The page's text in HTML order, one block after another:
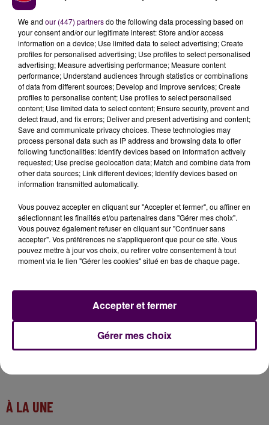
nombre les avancées s’appliquant à cette énergie"
annonce Pierre Fillon, président de l’ACO, pour qui
l'aventure est déjà porteuse"d’excitation,
d’enthousiasme, de curiosité et de promesses".
L'engouement des acteurs de la mobilité
Christophe Ricard, patron de Green GT, évoque avec
confiance"l’engouement des acteurs de la mobilité
pour l’hydrogène"et explique mobiliser ses équipes
pour"affiner le concept de densité de puissance,
étant entendu qu’il ne s’agit pas seulement de
définir une quantité minimale de Kilowatts par unité
motorisée, mais bien d’optimiser au maximum le
rapport entre le poids, l’encombrement et la
puissance"… Vision certes très technique, mais qui
devrait vite trouver une traduction palpable sur la
piste :"Quel meilleur révélateur que la course
automobile où cette démarche peut s’exprimer
totalement ?"lance-t-il.
À LA UNE
We and our (447) partnersdo the following data processing based on
your consent and/or our legitimate interest: Store and/or access
information on a device; Use limited data to select advertising; Create
profiles for personalised advertising; Use profiles to select personalised
advertising; Measure advertising performance; Measure content
performance; Understand audiences through statistics or combinations
of data from different sources; Develop and improve services; Create
profiles to personalise content; Use profiles to select personalised
content; Use limited data to select content; Ensure security, prevent and
detect fraud, and fix errors; Deliver and present advertising and content;
Save and communicate privacy choices. These technologies may
process personal data such as IP address and browsing data to offer
following functionalities: Identify devices based on information actively
requested; Use precise geolocation data; Match and combine data from
other data sources; Link different devices; Identify devices based on
information transmitted automatically.
Vous pouvez accepter en cliquant sur "Accepter et fermer", ou affiner en
sélectionnant les finalités et/ou partenaires dans "Gérer mes choix".
Vous pouvez également refuser en cliquant sur "Continuer sans
accepter". Vos préférences ne s'appliqueront que pour ce site. Vous
pouvez mettre à jour vos choix, ou retirer votre consentement à tout
moment via le lien "Gérer les cookies" situé en bas de chaque page.
Gérer mes choix
Accepter et fermer